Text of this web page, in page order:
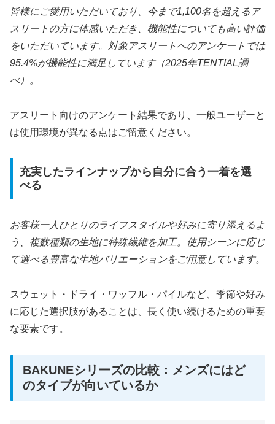
皆様にご愛用いただいており、今まで1,100名を超えるア
スリートの方に体感いただき、機能性についても高い評価
をいただいています。対象アスリートへのアンケートでは
95.4%が機能性に満足しています（2025年TENTIAL調
べ）。
アスリート向けのアンケート結果であり、一般ユーザーと
は使用環境が異なる点はご留意ください。
充実したラインナップから自分に合う一着を選
べる
お客様一人ひとりのライフスタイルや好みに寄り添えるよ
う、複数種類の生地に特殊繊維を加工。使用シーンに応じ
て選べる豊富な生地バリエーションをご用意しています。
スウェット・ドライ・ワッフル・パイルなど、季節や好み
に応じた選択肢があることは、長く使い続けるための重要
な要素です。
BAKUNEシリーズの比較：メンズにはど
のタイプが向いているか